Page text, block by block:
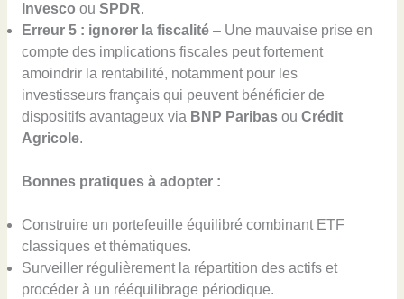
Invesco ou SPDR.
Erreur 5 : ignorer la fiscalité– Une mauvaise prise en
compte des implications fiscales peut fortement
amoindrir la rentabilité, notamment pour les
investisseurs français qui peuvent bénéficier de
dispositifs avantageux via BNP Paribasou Crédit
Agricole.
Bonnes pratiques à adopter :
Construire un portefeuille équilibré combinant ETF
classiques et thématiques.
Surveiller régulièrement la répartition des actifs et
procéder à un rééquilibrage périodique.